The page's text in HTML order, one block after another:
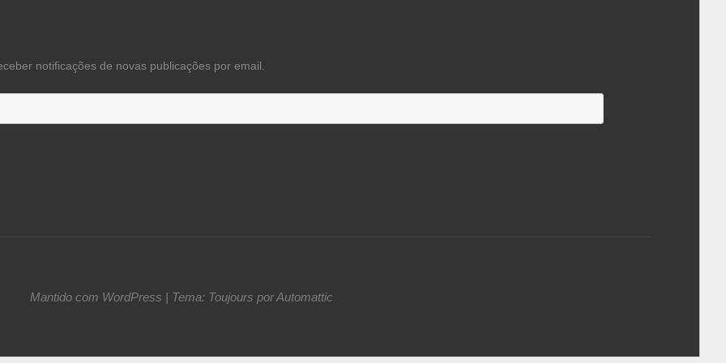
notificações de novas publicações por email.
Mantido com WordPress | Tema: Toujours porAutomattic